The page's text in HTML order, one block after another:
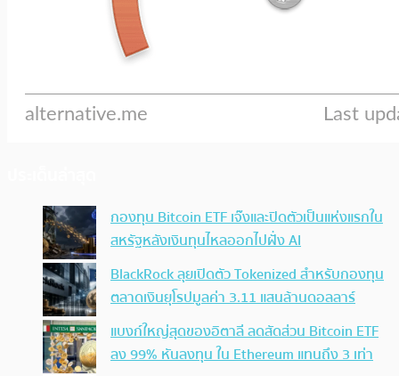
กองทุน Bitcoin ETF เจ๊งและปิดตัวเป็นแห่งแรกใน
สหรัฐหลังเงินทุนไหลออกไปฝั่ง AI
BlackRock ลุยเปิดตัว Tokenized สำหรับกองทุน
ตลาดเงินยุโรปมูลค่า 3.11 แสนล้านดอลลาร์
แบงก์ใหญ่สุดของอิตาลี ลดสัดส่วน Bitcoin ETF
ลง 99% หันลงทุน ใน Ethereum แทนถึง 3 เท่า